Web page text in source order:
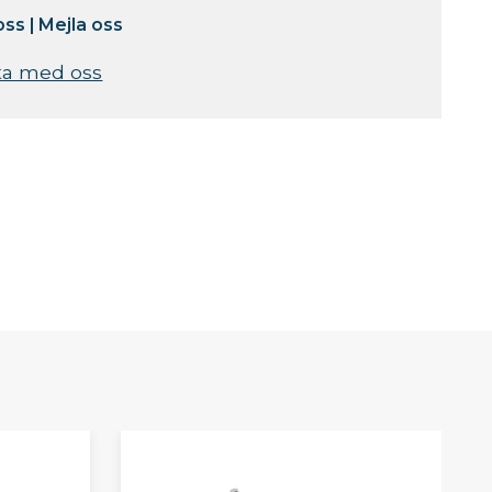
| Mejla oss
med oss